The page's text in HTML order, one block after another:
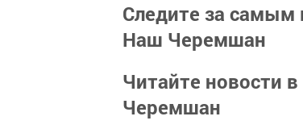
Следите за
Наш Черемшан
Читайте новости
Черемшан